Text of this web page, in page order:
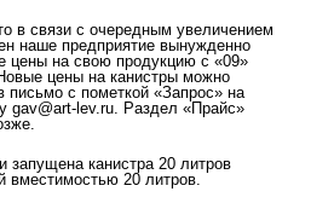
в связи с очередным увеличением
наше предприятие вынужденно
цены на свою продукцию с «09»
цены на канистры можно
письмо с пометкой «Запрос» на
gav@art-lev.ru. Раздел «Прайс»
запущена канистра 20 литров
вместимостью 20 литров.